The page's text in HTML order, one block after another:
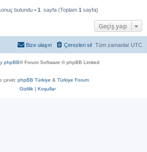
bulundu • 1 . sayfa (Toplam 1 sayfa)
Geçiş yap
Tüm zamanlar UTC
Çerezleri sil
Bize ulaşın
phpBB® Forum Software © phpBB Limited
çeviri: phpBB Türkiye & Türkiye Forum
Gizlilik | Koşullar